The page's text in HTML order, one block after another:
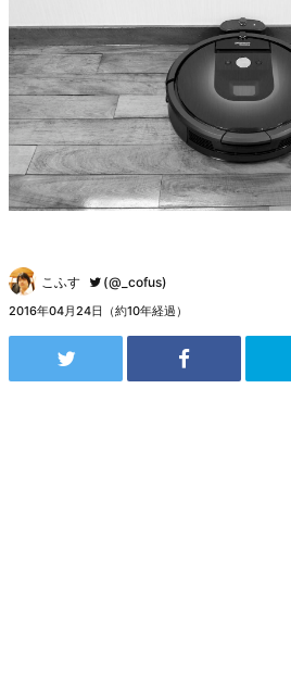
こふす (@_cofus)
2016年04月24日（約10年経過）